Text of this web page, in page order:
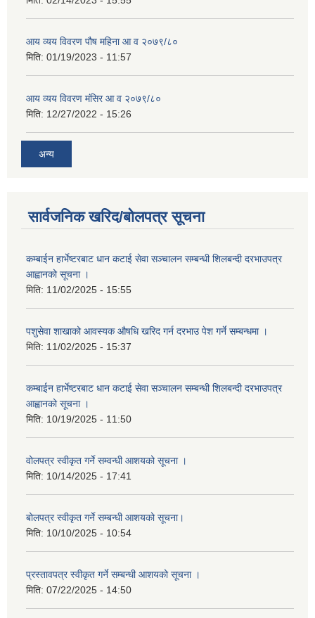
आय व्यय विवरण पौष महिना आ व २०७९/८०
मिति: 01/19/2023 - 11:57
आय व्यय विवरण मंसिर आ व २०७९/८०
मिति: 12/27/2022 - 15:26
अन्य
सार्वजनिक खरिद/बोलपत्र सूचना
कम्बाईन हार्भेष्टरबाट धान कटाई सेवा सञ्चालन सम्बन्धी शिलबन्दी दरभाउपत्र
आह्वानको सूचना ।
मिति: 11/02/2025 - 15:55
पशुसेवा शाखाको आवस्यक औषधि खरिद गर्न दरभाउ पेश गर्ने सम्बन्धमा ।
मिति: 11/02/2025 - 15:37
कम्बाईन हार्भेष्टरबाट धान कटाई सेवा सञ्चालन सम्बन्धी शिलबन्दी दरभाउपत्र
आह्वानको सूचना ।
मिति: 10/19/2025 - 11:50
वोलपत्र स्वीकृत गर्ने सम्वन्धी आशयको सूचना ।
मिति: 10/14/2025 - 17:41
बोलपत्र स्वीकृत गर्ने सम्बन्धी आशयको सूचना।
मिति: 10/10/2025 - 10:54
प्रस्तावपत्र स्वीकृत गर्ने सम्बन्धी आशयको सूचना ।
मिति: 07/22/2025 - 14:50